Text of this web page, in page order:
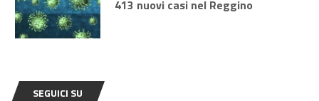
413 nuovi casi nel Reggino
SEGUICI SU